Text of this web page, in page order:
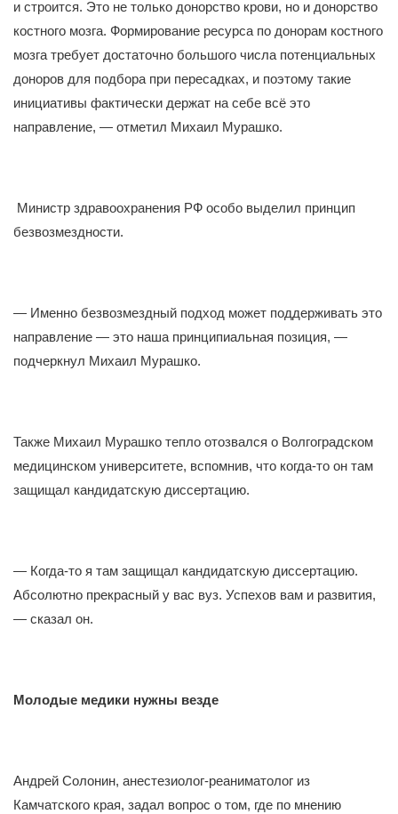
и строится. Это не только донорство крови, но и донорство
костного мозга. Формирование ресурса по донорам костного
мозга требует достаточно большого числа потенциальных
доноров для подбора при пересадках, и поэтому такие
инициативы фактически держат на себе всё это
направление, — отметил Михаил Мурашко.
Министр здравоохранения РФ особо выделил принцип
безвозмездности.
— Именно безвозмездный подход может поддерживать это
направление — это наша принципиальная позиция, —
подчеркнул Михаил Мурашко.
Также Михаил Мурашко тепло отозвался о Волгоградском
медицинском университете, вспомнив, что когда-то он там
защищал кандидатскую диссертацию.
— Когда-то я там защищал кандидатскую диссертацию.
Абсолютно прекрасный у вас вуз. Успехов вам и развития,
— сказал он.
Молодые медики нужны везде
Андрей Солонин, анестезиолог-реаниматолог из
Камчатского края, задал вопрос о том, где по мнению